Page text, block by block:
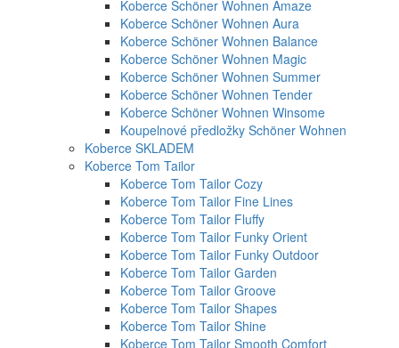
Koberce Schöner Wohnen Amaze
Koberce Schöner Wohnen Aura
Koberce Schöner Wohnen Balance
Koberce Schöner Wohnen Magic
Koberce Schöner Wohnen Summer
Koberce Schöner Wohnen Tender
Koberce Schöner Wohnen Winsome
Koupelnové předložky Schöner Wohnen
Koberce SKLADEM
Koberce Tom Tailor
Koberce Tom Tailor Cozy
Koberce Tom Tailor Fine Lines
Koberce Tom Tailor Fluffy
Koberce Tom Tailor Funky Orient
Koberce Tom Tailor Funky Outdoor
Koberce Tom Tailor Garden
Koberce Tom Tailor Groove
Koberce Tom Tailor Shapes
Koberce Tom Tailor Shine
Koberce Tom Tailor Smooth Comfort